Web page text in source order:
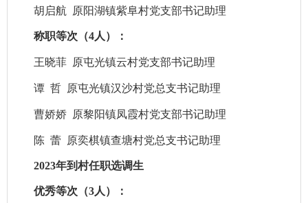
胡启航 原阳湖镇紫阜村党支部书记助理
称职等次（4人）：
王晓菲 原屯光镇云村党支部书记助理
谭 哲 原屯光镇汉沙村党总支书记助理
曹娇娇 原黎阳镇凤霞村党支部书记助理
陈 蕾 原奕棋镇查塘村党总支书记助理
2023年到村任职选调生
优秀等次（3人）：